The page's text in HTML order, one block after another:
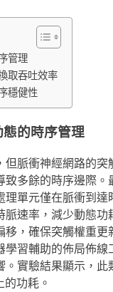
管理
取吞吐效率
穩健性
的時序管理
脈衝神經網路的
多餘的時序邊際
單元僅在脈衝到
速率，減少動態
，確保突觸權重
習輔助的佈局佈
實驗結果顯示，
功耗。